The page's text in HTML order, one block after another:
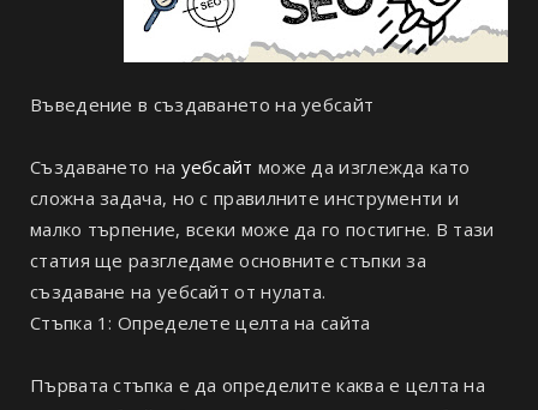
Въведение в създаването на уебсайт
Създаването на уебсайт може да изглежда като
сложна задача, но с правилните инструменти и
малко търпение, всеки може да го постигне. В тази
статия ще разгледаме основните стъпки за
създаване на уебсайт от нулата.
Стъпка 1: Определете целта на сайта
Първата стъпка е да определите каква е целта на